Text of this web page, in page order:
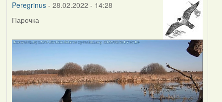
Peregrinus- 28.02.2022 - 14:28
Парочка